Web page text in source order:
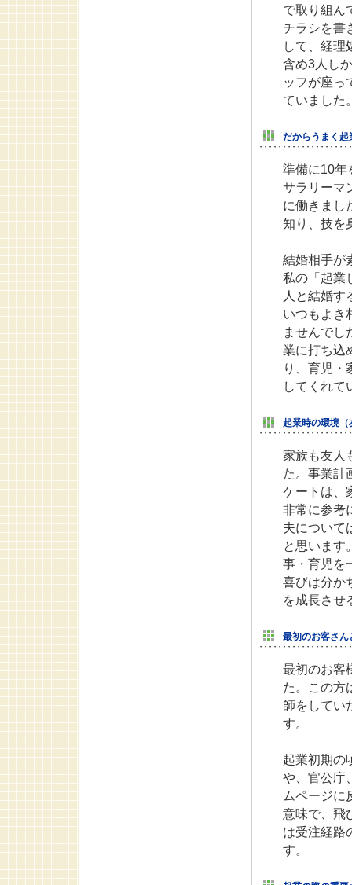
で取り組ん
チラシを書
して、経
含め3人し
ッフが座っ
ていました
だからうまく
準備に10年
サラリーマ
に働きまし
知り、技を
結婚相手が
私の「起業
人と結婚す
いつもよき
ませんでし
業に打ち込
り、育児・
してくれて
起業時の環境（
家族も友人
た。事業計
ケートは、
非常に参考
夫について
と思います
事・育児を
喜びは分か
を成長させ
最初のお客さん
最初のお客
た。この方
師をしてい
す。
起業初期の
や、官公庁
ムページに
意味で、飛
は受注経路
す。